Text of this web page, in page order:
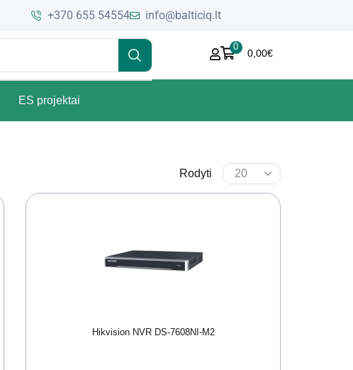
+370 655 54554 info@balticiq.lt
0
0,00€
ES projektai
Rodyti
Hikvision NVR DS-7608NI-M2